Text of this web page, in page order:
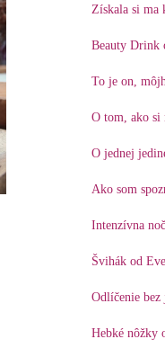
Získala si ma
Beauty Drink
To je on,
O tom, ako si
O jednej
Ako som
Intenzívna
Švihák od
Odlíčenie
Hebké nôžky